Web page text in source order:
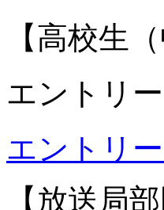
【高校生
エントリ
エントリ
【放送局部